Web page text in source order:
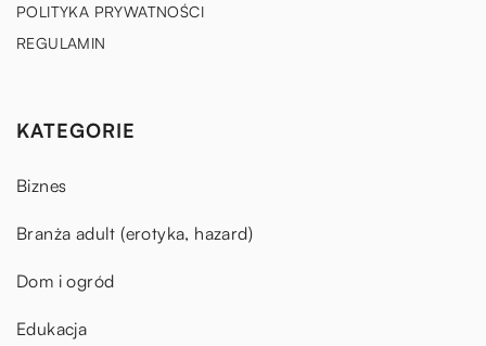
POLITYKA PRYWATNOŚCI
REGULAMIN
KATEGORIE
Biznes
Branża adult (erotyka, hazard)
Dom i ogród
Edukacja